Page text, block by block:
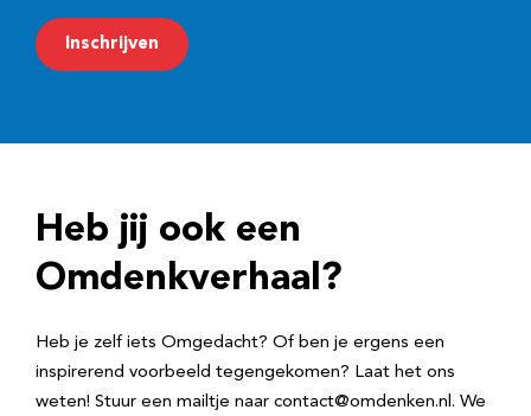
m
a
r
e
Inschrijven
Heb jij ook een
Omdenkverhaal?
Heb je zelf iets Omgedacht? Of ben je ergens een
inspirerend voorbeeld tegengekomen? Laat het ons
weten! Stuur een mailtje naar contact@omdenken.nl. We